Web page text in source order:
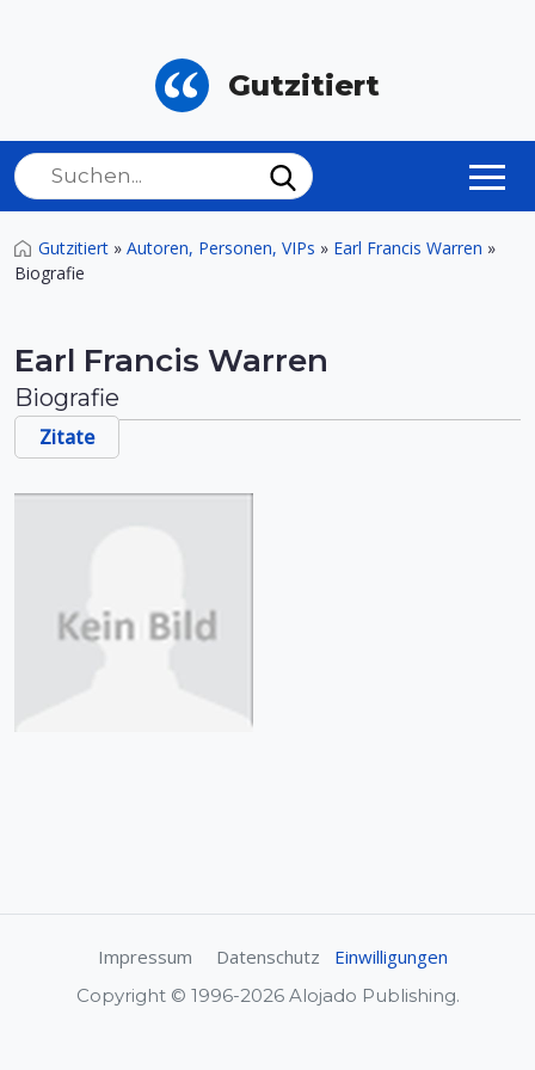
Gutzitiert
Gutzitiert » Autoren, Personen, VIPs » Earl Francis Warren »
Biografie
Earl Francis Warren
Biografie
Zitate
Impressum Datenschutz Einwilligungen
Copyright © 1996-2026 Alojado Publishing.